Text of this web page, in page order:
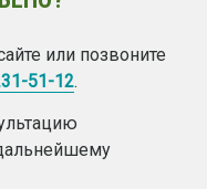
или позвоните
51-12.